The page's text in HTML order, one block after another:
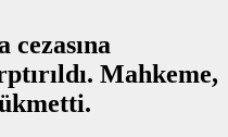
Mahkeme,